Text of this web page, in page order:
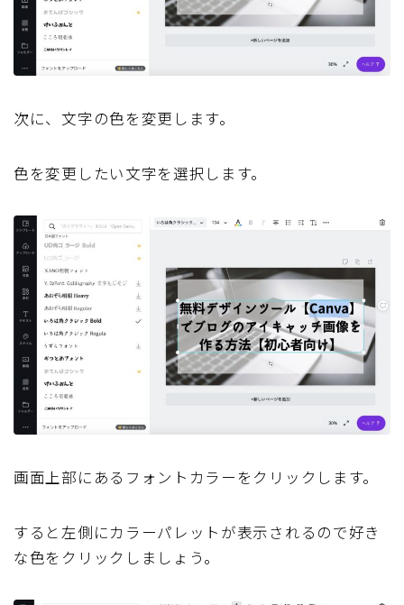
次に、文字の色を変更します。
色を変更したい文字を選択します。
画面上部にあるフォントカラーをクリックします。
すると左側にカラーパレットが表示されるので好き
な色をクリックしましょう。